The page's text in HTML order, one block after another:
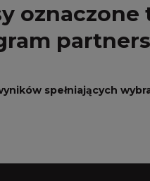
oznaczone
spełniających